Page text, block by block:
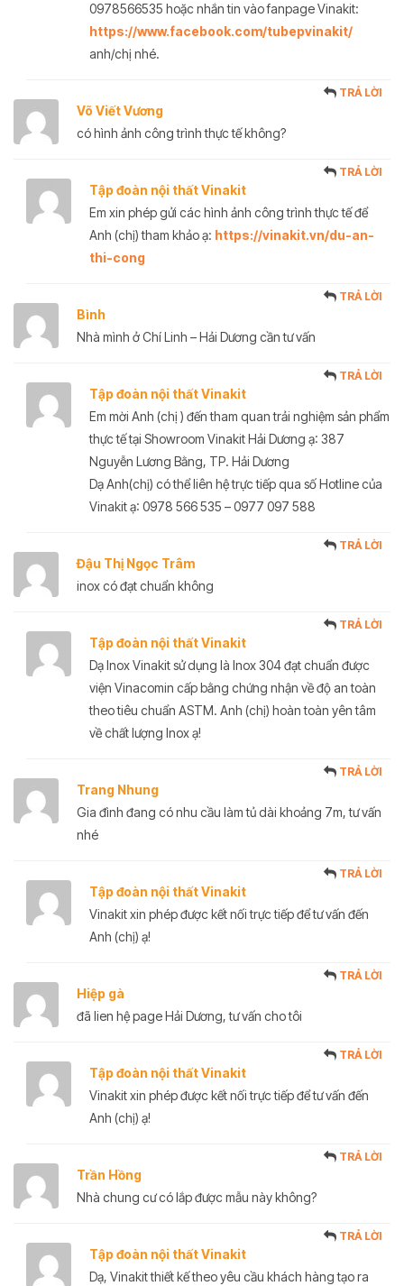
0978566535 hoặc nhắn tin vào fanpage Vinakit:
https://www.facebook.com/tubepvinakit/
anh/chị nhé.
Võ Viết Vương
TRẢ LỜI
có hình ảnh công trình thực tế không?
Tập đoàn nội thất Vinakit
TRẢ LỜI
Em xin phép gửi các hình ảnh công trình thực tế để
Anh (chị) tham khảo ạ: https://vinakit.vn/du-an-
thi-cong
Bình
TRẢ LỜI
Nhà mình ở Chí Linh – Hải Dương cần tư vấn
Tập đoàn nội thất Vinakit
TRẢ LỜI
Em mời Anh (chị ) đến tham quan trải nghiệm sản phẩm
thực tế tại Showroom Vinakit Hải Dương ạ: 387
Nguyễn Lương Bằng, TP. Hải Dương
Dạ Anh(chị) có thể liên hệ trực tiếp qua số Hotline của
Vinakit ạ: 0978 566 535 – 0977 097 588
Đậu Thị Ngọc Trâm
TRẢ LỜI
inox có đạt chuẩn không
Tập đoàn nội thất Vinakit
TRẢ LỜI
Dạ Inox Vinakit sử dụng là Inox 304 đạt chuẩn được
viện Vinacomin cấp bằng chứng nhận về độ an toàn
theo tiêu chuẩn ASTM. Anh (chị) hoàn toàn yên tâm
về chất lượng Inox ạ!
Trang Nhung
TRẢ LỜI
Gia đình đang có nhu cầu làm tủ dài khoảng 7m, tư vấn
nhé
Tập đoàn nội thất Vinakit
TRẢ LỜI
Vinakit xin phép được kết nối trực tiếp để tư vấn đến
Anh (chị) ạ!
Hiệp gà
TRẢ LỜI
đã lien hệ page Hải Dương, tư vấn cho tôi
Tập đoàn nội thất Vinakit
TRẢ LỜI
Vinakit xin phép được kết nối trực tiếp để tư vấn đến
Anh (chị) ạ!
Trần Hồng
TRẢ LỜI
Nhà chung cư có lắp được mẫu này không?
Tập đoàn nội thất Vinakit
TRẢ LỜI
Dạ, Vinakit thiết kế theo yêu cầu khách hàng tạo ra